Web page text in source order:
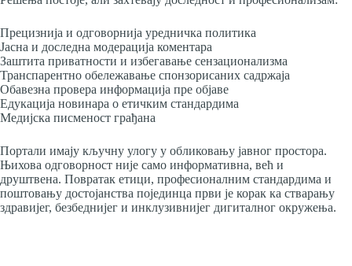
Прецизнија и одговорнија уредничка политика
Јасна и доследна модерација коментара
Заштита приватности и избегавање сензационализма
Транспарентно обележавање спонзорисаних садржаја
Обавезна провера информација пре објаве
Едукација новинара о етичким стандардима
Медијска писменост грађана
Портали имају кључну улогу у обликовању јавног простора.
Њихова одговорност није само информативна, већ и
друштвена. Повратак етици, професионалним стандардима и
поштовању достојанства појединца први је корак ка стварању
здравијег, безбеднијег и инклузивнијег дигиталног окружења.